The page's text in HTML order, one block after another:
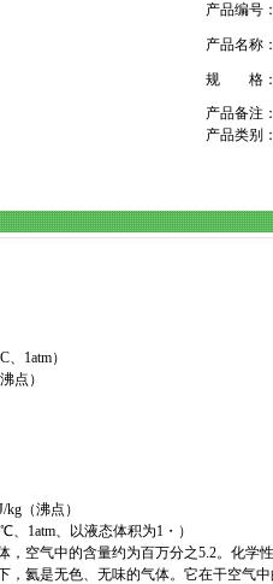
产品编号：
产品名称：
规 格：
产品备注：
产品类别：
1atm）
点）
（沸点）
1atm、以液态体积为1・）
，空气中的含量约为百万分之5.2。化学
，氦是无色、无味的气体。它在干空气中